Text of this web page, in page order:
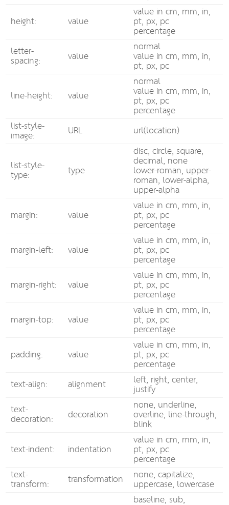
height:
value
value in cm, mm, in,
pt, px, pc
percentage
letter-
spacing: value
normal
value in cm, mm, in,
pt, px, pc
line-height:
value
normal
value in cm, mm, in,
pt, px, pc
percentage
list-style-
image: URL url(location)
list-style-
type: type
disc, circle, square,
decimal, none
lower-roman, upper-
roman, lower-alpha,
upper-alpha
margin:
value
value in cm, mm, in,
pt, px, pc
percentage
margin-left:
value
value in cm, mm, in,
pt, px, pc
percentage
margin-right:
value
value in cm, mm, in,
pt, px, pc
percentage
margin-top:
value
value in cm, mm, in,
pt, px, pc
percentage
padding:
value
value in cm, mm, in,
pt, px, pc
percentage
text-align:
alignment left, right, center,
justify
text-
decoration: decoration
none, underline,
overline, line-through,
blink
text-indent:
indentation
value in cm, mm, in,
pt, px, pc
percentage
text-
transform: transformation none, capitalize,
uppercase, lowercase
baseline, sub,